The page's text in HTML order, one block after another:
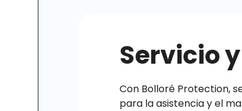
Servicio
Con Bolloré Protection,
para la asistencia y el